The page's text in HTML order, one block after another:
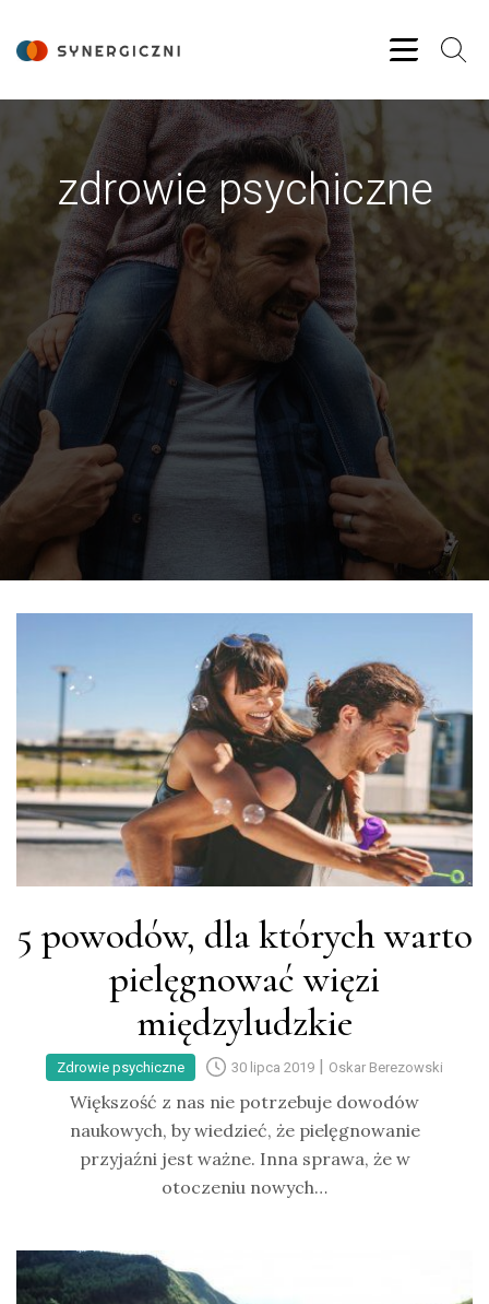
zdrowie psychiczne
5 powodów, dla których warto
pielęgnować więzi
międzyludzkie
Zdrowie psychiczne 30 lipca 2019 | Oskar Berezowski
Większość z nas nie potrzebuje dowodów
naukowych, by wiedzieć, że pielęgnowanie
przyjaźni jest ważne. Inna sprawa, że w
otoczeniu nowych…